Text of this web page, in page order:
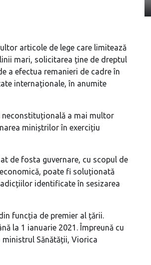
articole de lege care limitează
mari, solicitarea ține de dreptul
a efectua remanieri de cadre în
internaționale, în anumite
neconstituțională a mai multor
miniștrilor în exercițiu
de fosta guvernare, cu scopul de
poate fi soluționată
identificate în sesizarea
funcția de premier al țării.
la 1 ianuarie 2021. Împreună cu
ministrul Sănătății, Viorica